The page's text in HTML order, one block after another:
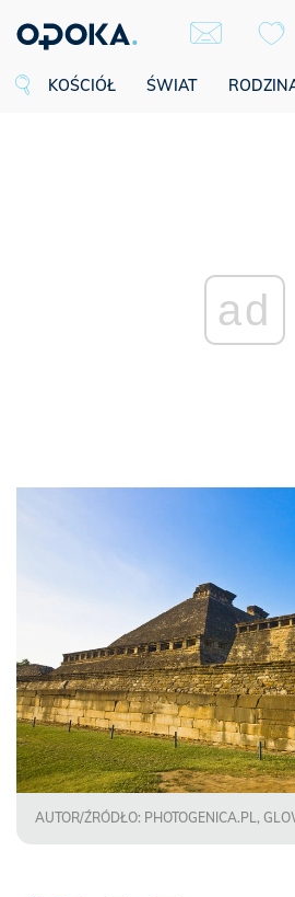
KOŚCIÓŁ ŚWIAT
ad
AUTOR/ŹRÓDŁO: PHOTOGENICA.PL,